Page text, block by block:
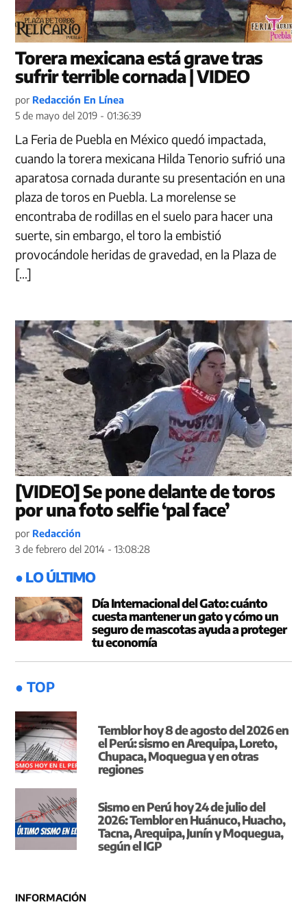
Torera mexicana está grave tras
sufrir terrible cornada | VIDEO
por Redacción En Línea
5 de mayo del 2019 - 01:36:39
La Feria de Puebla en México quedó impactada,
cuando la torera mexicana Hilda Tenorio sufrió una
aparatosa cornada durante su presentación en una
plaza de toros en Puebla. La morelense se
encontraba de rodillas en el suelo para hacer una
suerte, sin embargo, el toro la embistió
provocándole heridas de gravedad, en la Plaza de
[…]
[VIDEO] Se pone delante de toros
por una foto selfie ‘pal face’
por Redacción
3 de febrero del 2014 - 13:08:28
● LO ÚLTIMO
Día Internacional del Gato: cuánto
cuesta mantener un gato y cómo un
seguro de mascotas ayuda a proteger
tu economía
● TOP
Temblor hoy 8 de agosto del 2026 en
el Perú: sismo en Arequipa, Loreto,
Chupaca, Moquegua y en otras
regiones
Sismo en Perú hoy 24 de julio del
2026: Temblor en Huánuco, Huacho,
Tacna, Arequipa, Junín y Moquegua,
según el IGP
INFORMACIÓN